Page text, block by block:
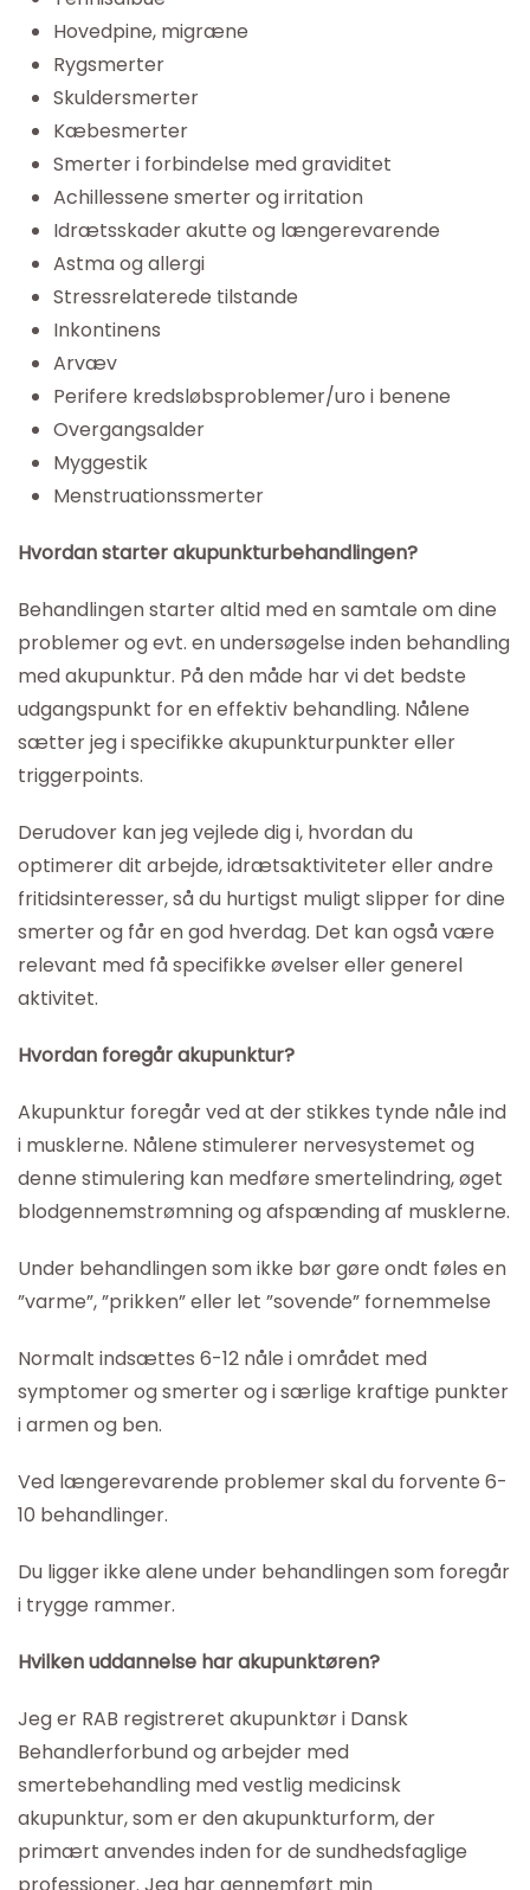
Hovedpine, migræne
Rygsmerter
Skuldersmerter
Kæbesmerter
Smerter i forbindelse med graviditet
Achillessene smerter og irritation
Idrætsskader akutte og længerevarende
Astma og allergi
Stressrelaterede tilstande
Inkontinens
Arvæv
Perifere kredsløbsproblemer/uro i benene
Overgangsalder
Myggestik
Menstruationssmerter
Hvordan starter akupunkturbehandlingen?
Behandlingen starter altid meden samtale om dine
problemer og evt. en undersøgelse inden behandling
med akupunktur. På den måde har vi det bedste
udgangspunkt for en effektiv behandling. Nålene
sætter jeg i specifikke akupunkturpunkter eller
triggerpoints.
Derudover kan jeg vejlede dig i, hvordan du
optimerer dit arbejde, idrætsaktiviteter eller andre
fritidsinteresser, så du hurtigst muligt slipper for dine
smerter og får en god hverdag. Det kan også være
relevant med få specifikke øvelser eller generel
aktivitet.
Hvordan foregår akupunktur?
Akupunktur foregår ved at der stikkes tynde nåle ind
i musklerne. Nålene stimulerer nervesystemet og
denne stimulering kan medføre smertelindring, øget
blodgennemstrømning og afspænding af musklerne.
Under behandlingen som ikke bør gøre ondt føles en
”varme”, ”prikken” eller let ”sovende” fornemmelse
Normalt indsættes 6-12 nåle i området med
symptomer og smerter og i særlige kraftige punkter
i armen og ben.
Ved længerevarende problemer skal du forvente 6-
10 behandlinger.
Du ligger ikke alene under behandlingen som foregår
i trygge rammer.
Hvilken uddannelse har akupunktøren?
Jeg er RAB registreret akupunktør i Dansk
Behandlerforbund og arbejder med
smertebehandling med vestlig medicinsk
akupunktur, som er den akupunkturform, der
primært anvendes inden for de sundhedsfaglige